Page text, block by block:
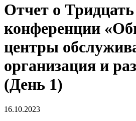
Отчет о
конференции
центры
организация и
(День 1)
16.10.2023